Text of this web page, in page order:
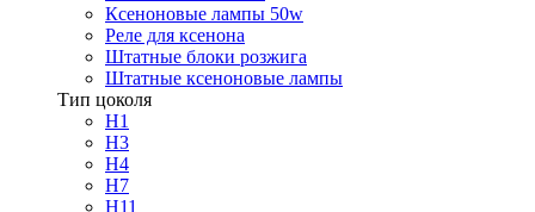
Ксеноновые лампы 50w
Реле для ксенона
Штатные блоки розжига
Штатные ксеноновые лампы
Тип цоколя
H1
H3
H4
H7
H11